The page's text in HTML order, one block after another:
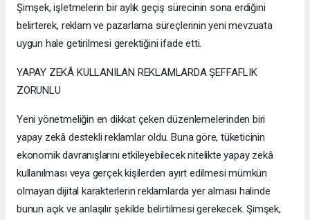
Şimşek, işletmelerin bir aylık geçiş sürecinin sona erdiğini
belirterek, reklam ve pazarlama süreçlerinin yeni mevzuata
uygun hale getirilmesi gerektiğini ifade etti.
YAPAY ZEKÂ KULLANILAN REKLAMLARDA ŞEFFAFLIK
ZORUNLU
Yeni yönetmeliğin en dikkat çeken düzenlemelerinden biri
yapay zekâ destekli reklamlar oldu. Buna göre, tüketicinin
ekonomik davranışlarını etkileyebilecek nitelikte yapay zekâ
kullanılması veya gerçek kişilerden ayırt edilmesi mümkün
olmayan dijital karakterlerin reklamlarda yer alması halinde
bunun açık ve anlaşılır şekilde belirtilmesi gerekecek. Şimşek,